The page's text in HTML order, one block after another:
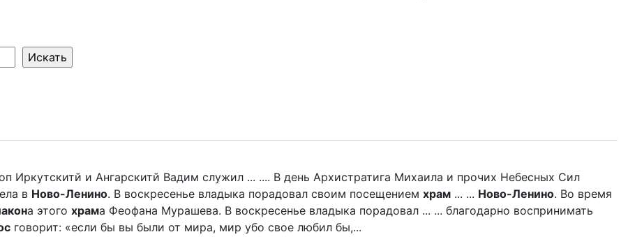
Иркутскитй и Ангарскитй Вадим служил ... .... В день Архистратига Михаила и прочих Небесных Сил
в Ново-Ленино. В воскресенье владыка порадовал своим посещением храм ... ... Ново-Ленино. Во время
а этого храма Феофана Мурашева. В воскресенье владыка порадовал ... ... благодарно воспринимать
говорит: «если бы вы были от мира, мир убо свое любил бы,...